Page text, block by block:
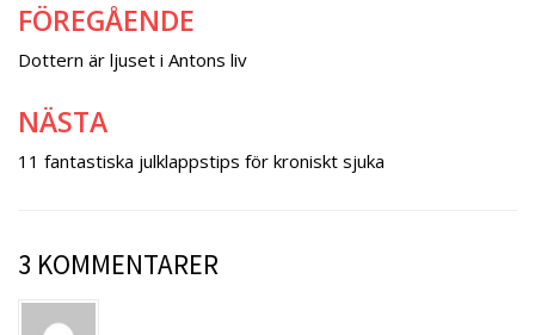
Inläggsnavigering
FÖREGÅENDE
Dottern är ljuset i Antons liv
NÄSTA
11 fantastiska julklappstips för kroniskt sjuka
3 KOMMENTARER